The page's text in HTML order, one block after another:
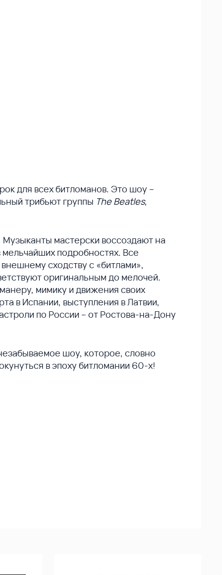
для всех битломанов. Это шоу –
трибьют группы The Beatles,
мастерски воссоздают на
подробностях. Все
сходству с «битлами»,
оригинальным до мелочей.
мимику и движения своих
в Испании, выступления в Латвии,
по России – от Ростова-на-Дону
шоу, которое, словно
в эпоху битломании 60-х!